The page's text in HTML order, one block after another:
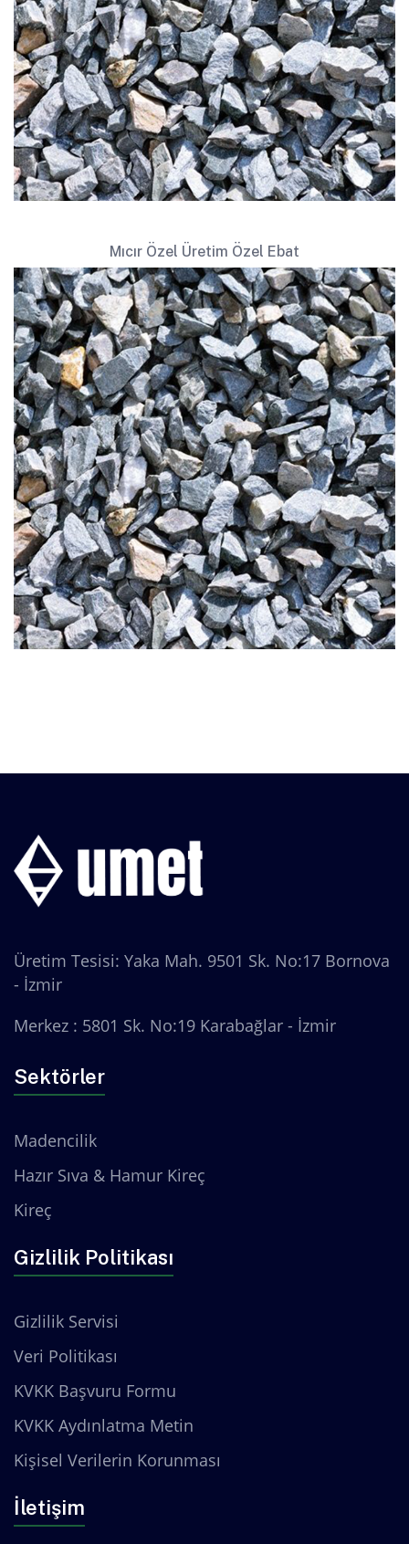
Mıcır Özel Üretim Özel Ebat
Üretim Tesisi: Yaka Mah. 9501 Sk. No:17 Bornova
- İzmir
Merkez : 5801 Sk. No:19 Karabağlar - İzmir
Sektörler
Madencilik
Hazır Sıva & Hamur Kireç
Kireç
Gizlilik Politikası
Gizlilik Servisi
Veri Politikası
KVKK Başvuru Formu
KVKK Aydınlatma Metin
Kişisel Verilerin Korunması
İletişim